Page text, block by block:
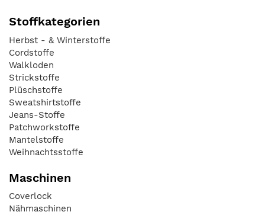
Stoffkategorien
Herbst - & Winterstoffe
Cordstoffe
Walkloden
Strickstoffe
Plüschstoffe
Sweatshirtstoffe
Jeans-Stoffe
Patchworkstoffe
Mantelstoffe
Weihnachtsstoffe
Maschinen
Coverlock
Nähmaschinen